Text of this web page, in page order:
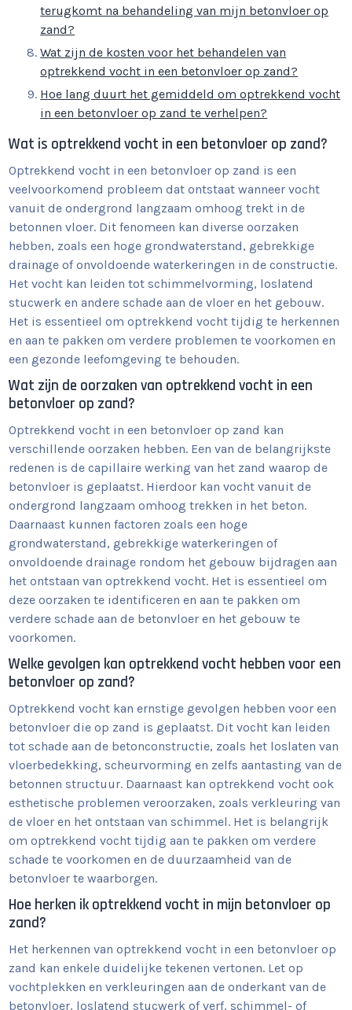
terugkomt na behandeling van mijn betonvloer op
zand?
Wat zijn de kosten voor het behandelen van
optrekkend vocht in een betonvloer op zand?
Hoe lang duurt het gemiddeld om optrekkend vocht
in een betonvloer op zand te verhelpen?
Wat is optrekkend vocht in een betonvloer op zand?
Optrekkend vocht in een betonvloer op zand is een
veelvoorkomend probleem dat ontstaat wanneer vocht
vanuit de ondergrond langzaam omhoog trekt in de
betonnen vloer. Dit fenomeen kan diverse oorzaken
hebben, zoals een hoge grondwaterstand, gebrekkige
drainage of onvoldoende waterkeringen in de constructie.
Het vocht kan leiden tot schimmelvorming, loslatend
stucwerk en andere schade aan de vloer en het gebouw.
Het is essentieel om optrekkend vocht tijdig te herkennen
en aan te pakken om verdere problemen te voorkomen en
een gezonde leefomgeving te behouden.
Wat zijn de oorzaken van optrekkend vocht in een
betonvloer op zand?
Optrekkend vocht in een betonvloer op zand kan
verschillende oorzaken hebben. Een van de belangrijkste
redenen is de capillaire werking van het zand waarop de
betonvloer is geplaatst. Hierdoor kan vocht vanuit de
ondergrond langzaam omhoog trekken in het beton.
Daarnaast kunnen factoren zoals een hoge
grondwaterstand, gebrekkige waterkeringen of
onvoldoende drainage rondom het gebouw bijdragen aan
het ontstaan van optrekkend vocht. Het is essentieel om
deze oorzaken te identificeren en aan te pakken om
verdere schade aan de betonvloer en het gebouw te
voorkomen.
Welke gevolgen kan optrekkend vocht hebben voor een
betonvloer op zand?
Optrekkend vocht kan ernstige gevolgen hebben voor een
betonvloer die op zand is geplaatst. Dit vocht kan leiden
tot schade aan de betonconstructie, zoals het loslaten van
vloerbedekking, scheurvorming en zelfs aantasting van de
betonnen structuur. Daarnaast kan optrekkend vocht ook
esthetische problemen veroorzaken, zoals verkleuring van
de vloer en het ontstaan van schimmel. Het is belangrijk
om optrekkend vocht tijdig aan te pakken om verdere
schade te voorkomen en de duurzaamheid van de
betonvloer te waarborgen.
Hoe herken ik optrekkend vocht in mijn betonvloer op
zand?
Het herkennen van optrekkend vocht in een betonvloer op
zand kan enkele duidelijke tekenen vertonen. Let op
vochtplekken en verkleuringen aan de onderkant van de
betonvloer, loslatend stucwerk of verf, schimmel- of